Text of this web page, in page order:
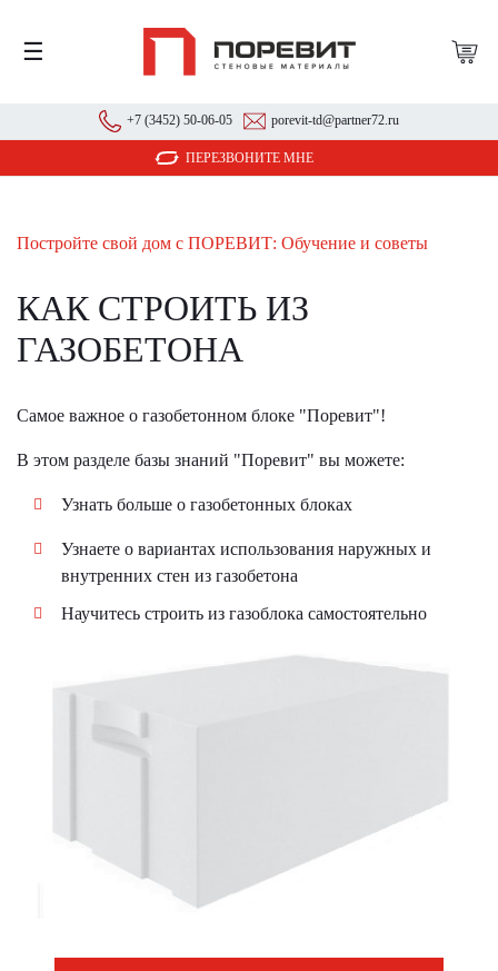
☰
+7 (3452) 50-06-05 porevit-td@partner72.ru
ПЕРЕЗВОНИТЕ МНЕ
Постройте свой дом с ПОРЕВИТ: Обучение и советы
КАК СТРОИТЬ ИЗ
ГАЗОБЕТОНА
Самое важное о газобетонном блоке "Поревит"!
В этом разделе базы знаний "Поревит" вы можете:
Узнать больше о газобетонных блоках
Узнаете о вариантах использования наружных и
внутренних стен из газобетона
Научитесь строить из газоблока самостоятельно